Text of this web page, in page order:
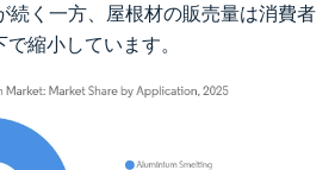
続く一方、屋根材の販売量は消費者
縮小しています。